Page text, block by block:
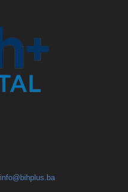
info@bihplus.ba